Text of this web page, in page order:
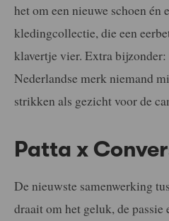
het om een nieuwe schoen én
kledingcollectie, die een
klavertje vier. Extra bijzonder:
Nederlandse merk niemand
strikken als gezicht voor de
Patta x
De nieuwste samenwerking
draait om het geluk, de